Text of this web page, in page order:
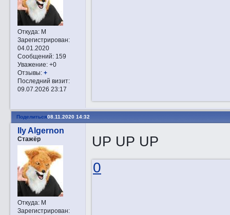
Откуда:М
Зарегистрирован:
04.01.2020
Сообщений:159
Уважение: +0
Отзывы: +
Последний визит:
09.07.2026 23:17
Поделиться08.11.2020 14:32
Ily Algernon
Стажёр
Откуда:М
Зарегистрирован:
UP UP UP
0